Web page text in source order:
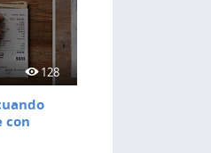
128
con